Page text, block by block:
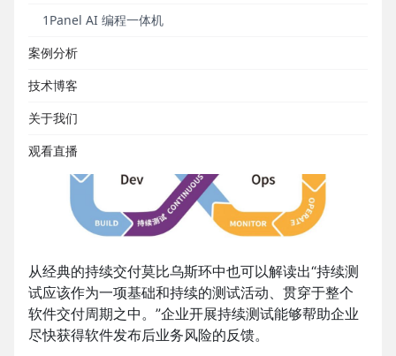
1Panel AI 编程一体机
案例分析
技术博客
关于我们
观看直播
位的测试能力，以及测试、开发和运维良好的融合自
动化测试能力，但它更关注利用自动化测试能力在持
续交付流水线全过程中及时、准确地给团队提供当前
交付过程中的质量”。
从经典的持续交付莫比乌斯环中也可以解读出“持续测
试应该作为一项基础和持续的测试活动、贯穿于整个
软件交付周期之中。”企业开展持续测试能够帮助企业
尽快获得软件发布后业务风险的反馈。